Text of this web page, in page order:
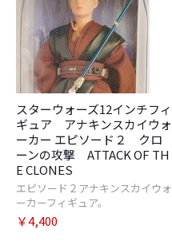
スターウォーズ12インチフィ
ギュア アナキンスカイウォ
ーカー エピソード２ クロ
ーンの攻撃 ATTACK OF TH
E CLONES
エピソード２アナキンスカイウォ
ーカーフィギュア。
￥4,400